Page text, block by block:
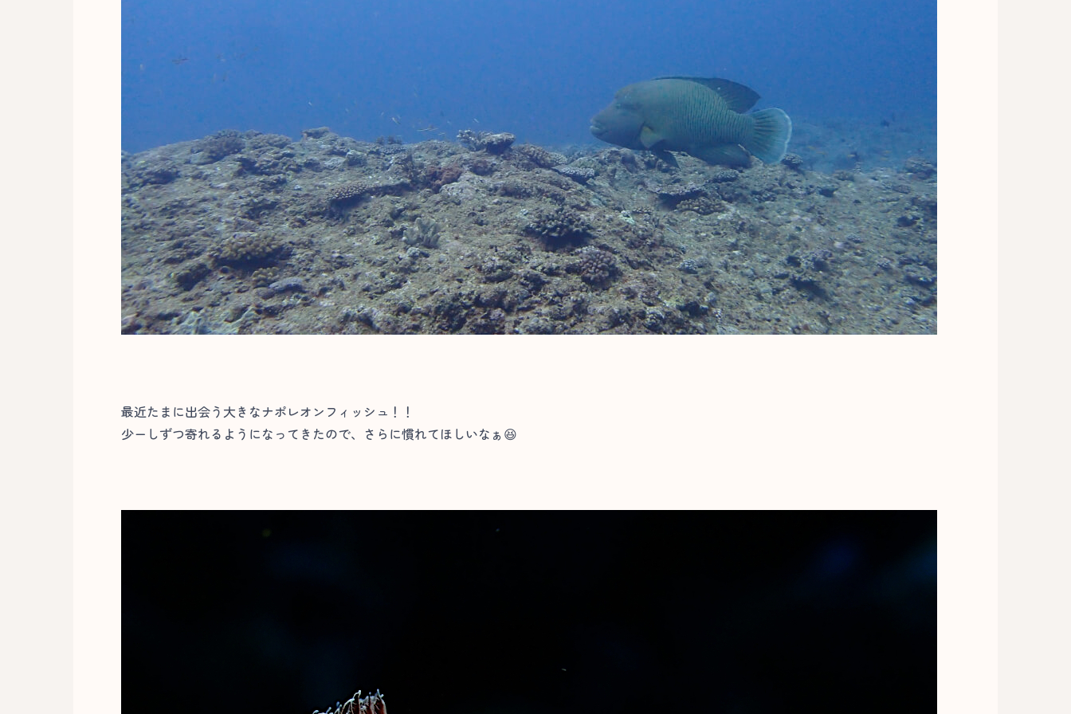
最近たまに出会う大きなナポレオンフィッシュ！！
少ーしずつ寄れるようになってきたので、さらに慣れてほしいなぁ😆